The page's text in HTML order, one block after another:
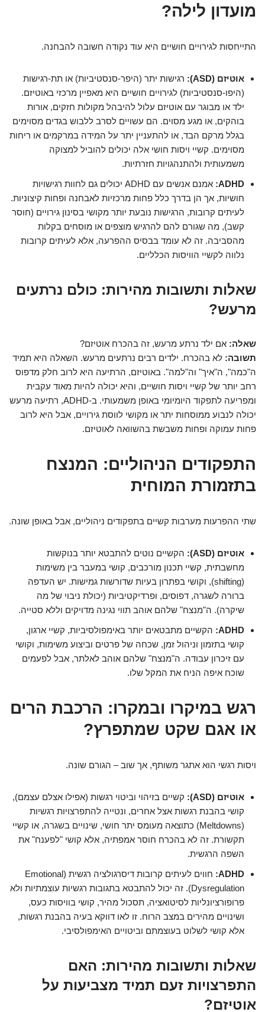
מועדון לילה?
התייחסות לגירויים חושיים היא עוד נקודה חשובה להבחנה.
אוטיזם (ASD):
רגישות יתר (היפר-סנסטיביות) או תת-רגישות
(היפו-סנסטיביות) לגירויים חושיים היא מאפיין מרכזי באוטיזם.
ילד או מבוגר עם אוטיזם עלול להיבהל מקולות חזקים, אורות
בוהקים, או מגע מסוים. הם עשויים לסרב ללבוש בגדים מסוימים
בגלל מרקם הבד, או להתעניין יתר על המידה במרקמים או ריחות
מסוימים. קשיי ויסות חושי אלה יכולים להוביל למצוקה
משמעותית ולהתנהגויות חזרתיות.
ADHD:
אמנם אנשים עם ADHD יכולים גם לחוות רגישויות
חושיות, אך הן בדרך כלל פחות מרכזיות לאבחנה ופחות קיצוניות.
לעיתים קרובות, הרגישות נובעת יותר מקושי בסינון גירויים (חוסר
קשב), מה שגורם להם להרגיש מוצפים או מוסחים בקלות
מהסביבה. זה לא עומד בבסיס ההפרעה, אלא לעיתים קרובות
נלווה לקשיי הוויסות הכלליים.
שאלות ותשובות מהירות: כולם נרתעים
מרעש?
שאלה: אם ילד נרתע מרעש, זה בהכרח אוטיזם?
תשובה: לא בהכרח. ילדים רבים נרתעים מרעש. השאלה היא תמיד
ה"כמה", ה"איך" וה"למה". באוטיזם, הרתיעה היא לרוב חלק מדפוס
רחב יותר של קשיי ויסות חושיים, והיא יכולה להיות מאוד עקבית
ומפריעה לתפקוד היומיומי באופן משמעותי. ב-ADHD, רתיעה מרעש
יכולה לנבוע ממוסחות יתר או מקושי לווסת גירויים, אבל היא לרוב
פחות עמוקה ופחות משבשת בהשוואה לאוטיזם.
התפקודים הניהוליים: המנצח
בתזמורת המוחית
שתי ההפרעות מערבות קשיים בתפקודים ניהוליים, אבל באופן שונה.
אוטיזם (ASD):
הקשיים נוטים להתבטא יותר בנוקשות
מחשבתית, קשיי תכנון מורכבים, קושי במעבר בין משימות
(shifting), וקושי בפתרון בעיות שדורשות גמישות. יש העדפה
ברורה לשגרה, דפוסים, ופרדיקטיביות (יכולת ניבוי של מה
שיקרה). ה"מנצח" שלהם אוהב תווי נגינה מדויקים וללא סטייה.
ADHD: הקשיים מתבטאים יותר באימפולסיביות, קשיי ארגון,
קושי בתזמון וניהול זמן, שכחה של פרטים וביצוע משימות, וקושי
עם זיכרון עבודה. ה"מנצח" שלהם אוהב לאלתר, אבל לפעמים
שוכח איפה הניח את המקל שלו.
רגש במיקרו ובמקרו: הרכבת הרים
או אגם שקט שמתפרץ?
ויסות רגשי הוא אתגר משותף, אך שוב – הגורם שונה.
אוטיזם (ASD):
קשיים בזיהוי וביטוי רגשות (אפילו אצלם עצמם),
קושי בהבנת רגשות אצל אחרים, ונטייה להתפרצויות רגשיות
(Meltdowns) כתוצאה מעומס יתר חושי, שינויים בשגרה, או קשיי
תקשורת. זה לא בהכרח חוסר אמפתיה, אלא קושי "לפענח" את
השפה הרגשית.
ADHD:
חווים לעיתים קרובות דיסרגולציה רגשית (Emotional
Dysregulation). זה יכול להתבטא בתגובות רגשיות עוצמתיות ולא
פרופורציונליות לסיטואציה, תסכול מהיר, קושי בוויסות כעס,
ושינויים מהירים במצב הרוח. זו לאו דווקא בעיה בהבנת רגשות,
אלא קושי לשלוט בעוצמתם וביטויים האימפולסיבי.
שאלות ותשובות מהירות: האם
התפרצויות זעם תמיד מצביעות על
אוטיזם?